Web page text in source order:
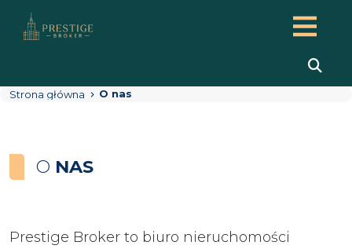
Strona główna O nas
O NAS
Prestige Broker to biuro nieruchomości